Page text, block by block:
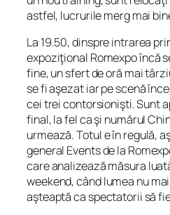
astfel, lucrurile merg mai
La 19.50, dinspre intrarea
expoziţional Romexpo încă
fine, un sfert de oră mai
se fi aşezat iar pe scenă
cei trei contorsionişti. Sunt
final, la fel ca şi numărul
urmează. Totul e în regulă,
general Events de la
care analizează măsura
weekend, când lumea nu
aşteaptă ca spectatorii să